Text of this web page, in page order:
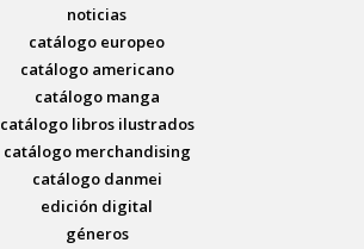
noticias
catálogo europeo
catálogo americano
catálogo manga
catálogo libros ilustrados
catálogo merchandising
catálogo danmei
edición digital
géneros